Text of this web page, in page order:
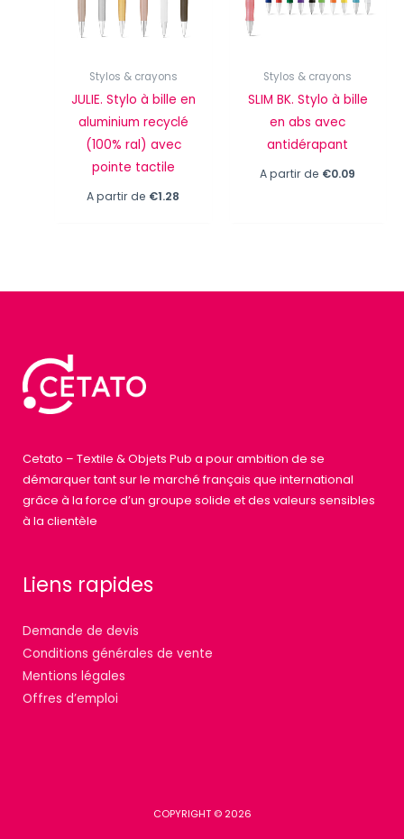
Stylos & crayons
JULIE. Stylo à bille en
aluminium recyclé
(100% ral) avec
pointe tactile
A partir de €1.28
Stylos & crayons
SLIM BK. Stylo à bille
en abs avec
antidérapant
A partir de €0.09
Cetato – Textile & Objets Pub a pour ambition de se
démarquer tant sur le marché français que international
grâce à la force d’un groupe solide et des valeurs sensibles
à la clientèle
Liens rapides
Demande de devis
Conditions générales de vente
Mentions légales
Offres d’emploi
COPYRIGHT © 2026